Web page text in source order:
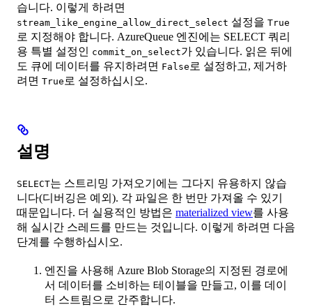
습니다. 이렇게 하려면
stream_like_engine_allow_direct_select 설정을 True
로 지정해야 합니다. AzureQueue 엔진에는 SELECT 쿼리
용 특별 설정인 commit_on_select가 있습니다. 읽은 뒤에
도 큐에 데이터를 유지하려면 False 로 설정하고, 제거하
려면 True 로 설정하십시오.
설명
SELECT는 스트리밍 가져오기에는 그다지 유용하지 않습
니다(디버깅은 예외). 각 파일은 한 번만 가져올 수 있기
때문입니다. 더 실용적인 방법은 materialized view를 사용
해 실시간 스레드를 만드는 것입니다. 이렇게 하려면 다음
단계를 수행하십시오.
엔진을 사용해 Azure Blob Storage의 지정된 경로에
서 데이터를 소비하는 테이블을 만들고, 이를 데이
터 스트림으로 간주합니다.